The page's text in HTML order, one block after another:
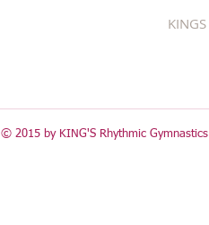
© 2015 by KING'S Rhythmic